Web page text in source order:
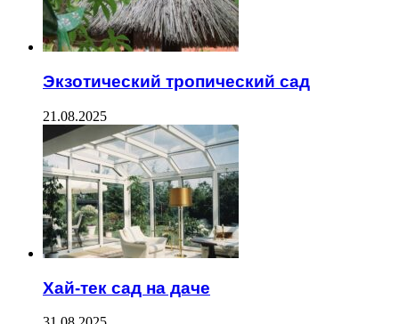
Экзотический тропический сад
21.08.2025
Хай-тек сад на даче